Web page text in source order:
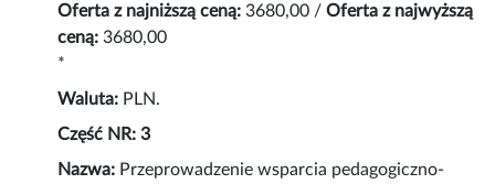
Oferta z najniższą ceną:3680,00 / Oferta z najwyższą
ceną:3680,00
*
Waluta: PLN.
Część NR: 3
Nazwa: Przeprowadzenie wsparcia pedagogiczno-